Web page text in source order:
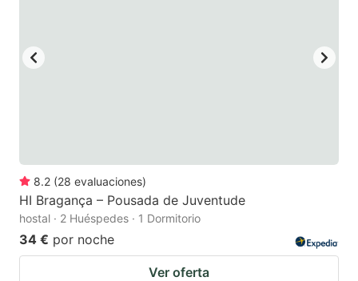
changing
dates.
dates.
8.2 (28 evaluaciones)
HI Bragança – Pousada de Juventude
hostal · 2 Huéspedes · 1 Dormitorio
34 € por noche
Ver oferta